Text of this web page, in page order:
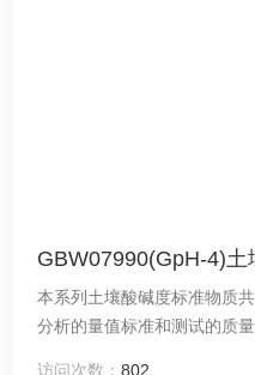
GBW07990(GpH-4)土
本系列土壤酸碱度标准物质
分析的量值标准和测试的质
访问次数：802